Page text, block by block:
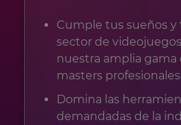
Cumple tus sueños y
sector de
nuestra amplia gama
masters profesionales
Domina las
demandadas de la